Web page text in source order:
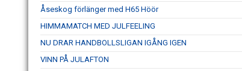
Åseskog förlänger med H65 Höör
HIMMAMATCH MED JULFEELING
NU DRAR HANDBOLLSLIGAN IGÅNG IGEN
VINN PÅ JULAFTON